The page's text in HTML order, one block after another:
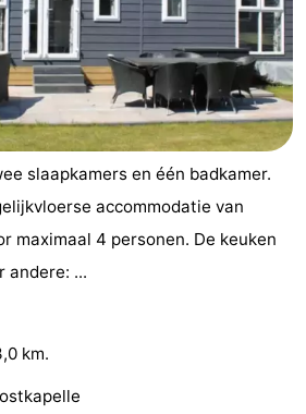
slaapkamers en één badkamer.
accommodatie van
maximaal 4 personen. De keuken
andere: ...
km.